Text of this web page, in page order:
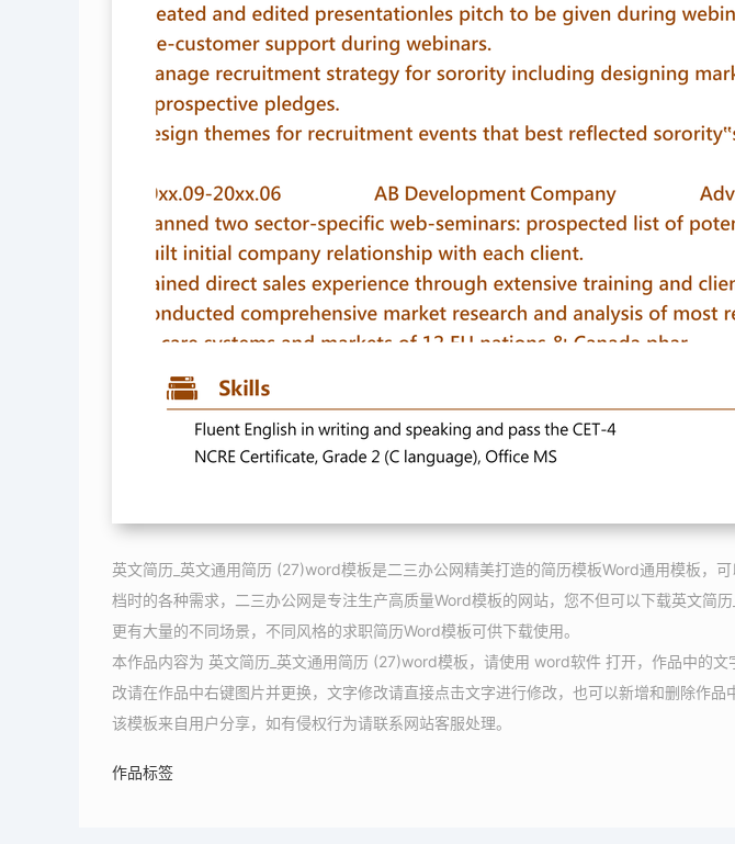
英文简历_英文通用简历 (27)word模板是二三办公网精美打造的简历模板Word通用模板，
档时的各种需求，二三办公网是专注生产高质量Word模板的网站，您不但可以下载英文简
更有大量的不同场景，不同风格的求职简历Word模板可供下载使用。
本作品内容为 英文简历_英文通用简历 (27)word模板，请使用 word软件 打开，作品中的文
改请在作品中右键图片并更换，文字修改请直接点击文字进行修改，也可以新增和删除作品
该模板来自用户分享，如有侵权行为请联系网站客服处理。
作品标签